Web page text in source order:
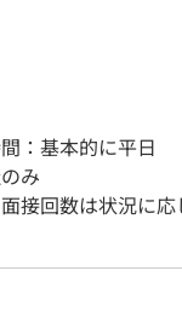
：基本的に平日
み
接回数は状況に